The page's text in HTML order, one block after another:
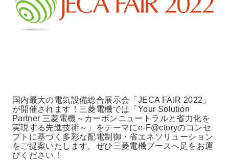
国内最大の電気設備総合展示会「JECA FAIR 2022」
が開催されます！三菱電機では「Your Solution
Partner 三菱電機～カーボンニュートラルと省力化を
実現する先進技術～」をテーマにe-F@ctoryのコンセ
プトに基づく多彩な配電制御・省エネソリューション
をご提案いたします。ぜひ三菱電機ブースへ足をお運
びください！